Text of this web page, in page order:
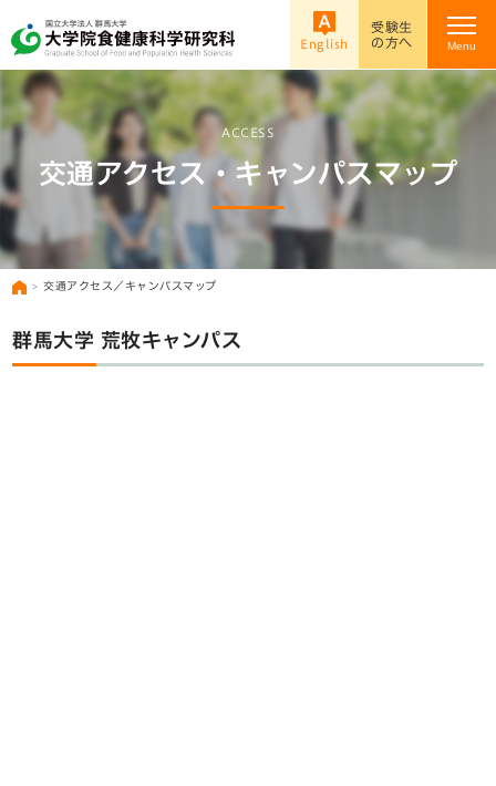
Menu
受験生
の方へ
English
ACCESS
交通アクセス・キャンパスマップ
交通アクセス／キャンパスマップ
群馬大学 荒牧キャンパス